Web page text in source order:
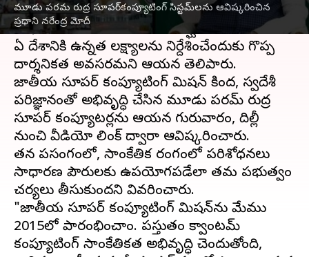
మూడు పరమ రుద్ర సూపర్‌కంప్యూటింగ్ సిస్టమ్‌లను ఆవిష్కరించిన
ప్రధాని నరేంద్ర మోదీ
ప్రధానినరేంద్ర మోదీసాంకేతిక ప్రగతి పేదల
సాధికారతకు సహాయపడాలని ఉద్ఘాటించారు.
ఏ దేశానికి ఉన్నత లక్ష్యాలను నిర్దేశించేందుకు గొప్ప
దార్శనికత అవసరమని ఆయన తెలిపారు.
జాతీయ సూపర్ కంప్యూటింగ్ మిషన్ కింద, స్వదేశీ
పరిజ్ఞానంతో అభివృద్ధి చేసిన మూడు పరమ్ రుద్ర
సూపర్ కంప్యూటర్లను ఆయన గురువారం, దిల్లీ
నుంచి వీడియో లింక్ ద్వారా ఆవిష్కరించారు.
తన ప్రసంగంలో, సాంకేతిక రంగంలో పరిశోధనలు
సాధారణ పౌరులకు ఉపయోగపడేలా తమ ప్రభుత్వం
చర్యలు తీసుకుందని వివరించారు.
"జాతీయ సూపర్ కంప్యూటింగ్ మిషన్‌ను మేము
2015లో ప్రారంభించాం. ప్రస్తుతం క్వాంటమ్
కంప్యూటింగ్ సాంకేతికత అభివృద్ధి చెందుతోంది,